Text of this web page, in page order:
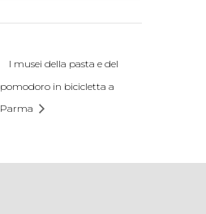
I musei della pasta e del
pomodoro in bicicletta a
Parma